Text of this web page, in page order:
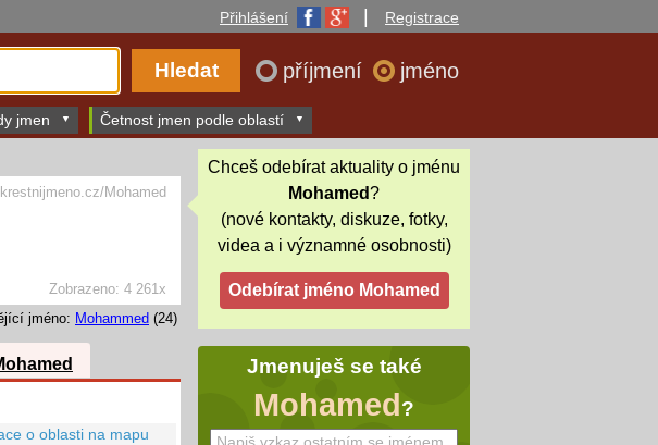
Přihlášení Registrace
příjmení jméno
jmen Četnost jmen podle oblastí
Zobrazeno: 4 261x
Mohamed
jméno: Mohammed (24)
o oblasti na mapu
Chceš odebírat aktuality o jménu
Mohamed?
(nové kontakty, diskuze, fotky,
videa a i významné osobnosti)
Jmenuješ se také
Mohamed?